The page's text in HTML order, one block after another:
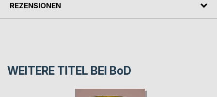
REZENSIONEN
WEITERE TITEL BEI BoD